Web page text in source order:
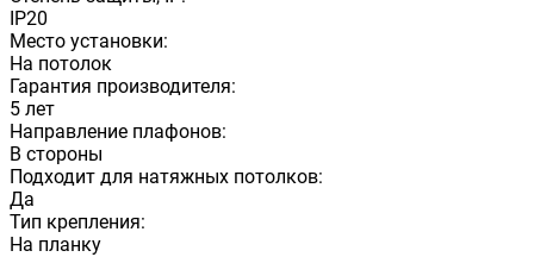
IP20
Место установки:
На потолок
Гарантия производителя:
5 лет
Направление плафонов:
В стороны
Подходит для натяжных потолков:
Да
Тип крепления:
На планку